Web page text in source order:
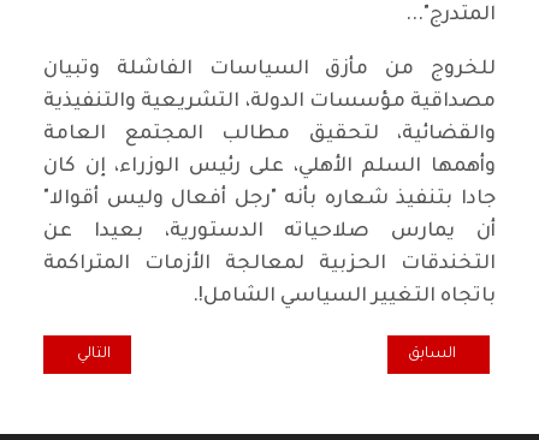
المتدرج"...
للخروج من مأزق السياسات الفاشلة وتبيان
مصداقية مؤسسات الدولة، التشريعية والتنفيذية
والقضائية، لتحقيق مطالب المجتمع العامة
وأهمها السلم الأهلي، على رئيس الوزراء، إن كان
جادا بتنفيذ شعاره بأنه "رجل أفعال وليس أقوالا"
أن يمارس صلاحياته الدستورية، بعيدا عن
التخندقات الحزبية لمعالجة الأزمات المتراكمة
باتجاه التغيير السياسي الشامل!.
المقال السابق: نقابيون في تاريخ العراق الجزء الخامس
السابق المقال التالي:
التالي